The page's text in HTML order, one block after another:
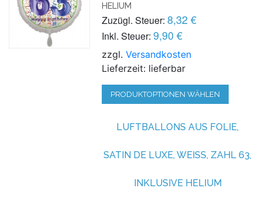
ELIUM
Zuzügl. Steuer: 8,32 €
Inkl. Steuer: 9,90 €
zzgl.Versandkosten
Lieferzeit: lieferbar
PRODUKTOPTIONEN WÄHLEN
LUFTBALLONS AUS FOLIE,
SATIN DE LUXE, WEISS, ZAHL 63, I
NKLUSIVE HELIUM